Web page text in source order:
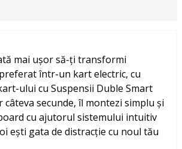
mai ușor să-ți transformi
într-un kart electric, cu
ului cu Suspensii Duble Smart
câteva secunde, îl montezi simplu și
cu ajutorul sistemului intuitiv
ești gata de distracție cu noul tău